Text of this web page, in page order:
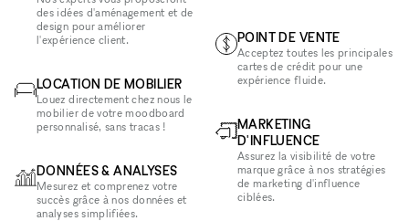
des idées d'aménagement et de
design pour améliorer
l'expérience client.
LOCATION DE MOBILIER
Louez directement chez nous le
mobilier de votre moodboard
personnalisé, sans tracas !
DONNÉES & ANALYSES
Mesurez et comprenez votre
succès grâce à nos données et
analyses simplifiées.
POINT DE VENTE
Acceptez toutes les principales
cartes de crédit pour une
expérience fluide.
MARKETING
D'INFLUENCE
Assurez la visibilité de votre
marque grâce à nos stratégies
de marketing d'influence
ciblées.